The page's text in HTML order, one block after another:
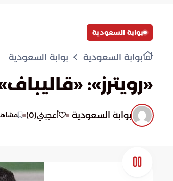
بوابة السعودية
بوابة السعودية بوابة السعودية
«رويترز»:
بوابة السعودية أعجبني(
0
)